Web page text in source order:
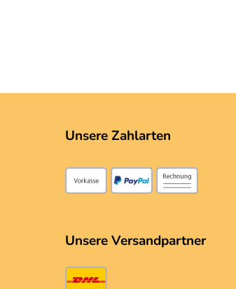
Unsere Zahlarten
Unsere Versandpartner